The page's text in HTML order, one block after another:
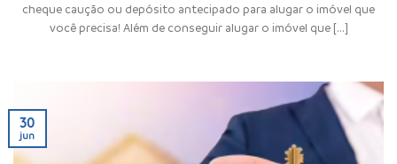
cheque caução ou depósito antecipado para alugar o imóvel que
você precisa! Além de conseguir alugar o imóvel que [...]
30
jun